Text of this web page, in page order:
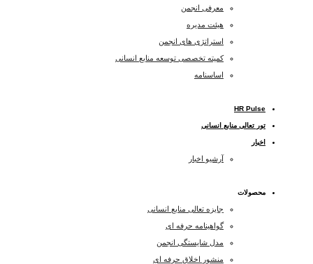
معرفی انجمن
هیئت مدیره
استراتژی های انجمن
کمیته تخصصی توسعه منابع انسانی
اساسنامه
HR Pulse
تور تعالی منابع انسانی
اخبار
آرشیو اخبار
محصولات
جایزه تعالی منابع انسانی
گواهینامه حرفه ای
مدل شایستگی انجمن
منشور اخلاق حرفه ای